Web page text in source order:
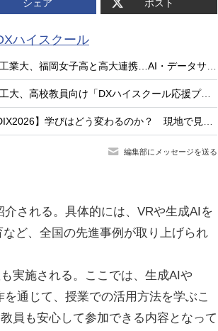
シェア ポスト
ハイスクール
金沢工大、高校教員向け「DXハイスクール応援プログラム」7/18・19
編集部にメッセージを送る
される。具体的には、VRや生成AIを
ど、全国の先進事例が取り上げられ
実施される。ここでは、生成AIや
通じて、授業での活用方法を学ぶこ
員も安心して参加できる内容となって